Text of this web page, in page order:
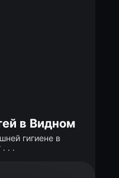
в Видном
гигиене в
. . .